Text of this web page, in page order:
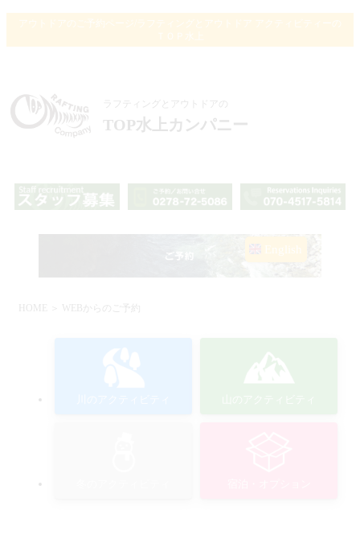
アウトドアのご予約ページ/ラフティングとアウトドア アクティビティーの
ラフティングとアウトドアの
TOP水上カンパニー
English
HOME ＞ WEBからのご予約